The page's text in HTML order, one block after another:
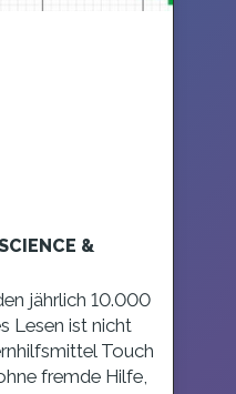
&
jährlich 10.000
Lesen ist nicht
Touch
fremde Hilfe,